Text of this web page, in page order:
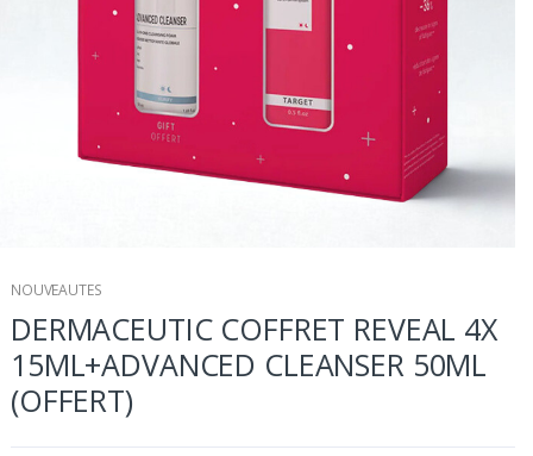
NOUVEAUTES
DERMACEUTIC COFFRET REVEAL 4X
15ML+ADVANCED CLEANSER 50ML
(OFFERT)